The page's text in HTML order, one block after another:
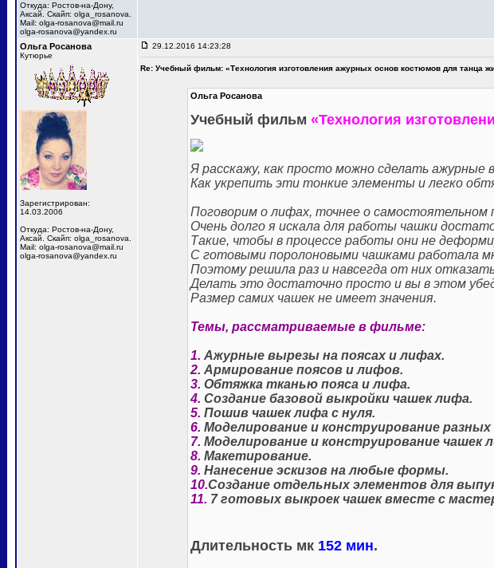
Откуда: Ростов-на-Дону,
Аксай. Cкайп: olga_rosanova.
Mail: olga-rosanova@mail.ru
olga-rosanova@yandex.ru
Ольга Росанова
Кутюрье
Зарегистрирован:
14.03.2006
Откуда: Ростов-на-Дону,
Аксай. Cкайп: olga_rosanova.
Mail: olga-rosanova@mail.ru
olga-rosanova@yandex.ru
29.12.2016 14:23:28
Re: Учебный фильм: «Технология изготовления ажурных основ костюмов для танца
Ольга Росанова
Учебный фильм «Технология
Я расскажу, как просто можно сделать
Как укрепить эти тонкие элементы и легко
Поговорим о лифах, точнее о
Очень долго я искала для работы чашки
Такие, чтобы в процессе работы они не
С готовыми поролоновыми чашками работала
Поэтому решила раз и навсегда от них
Делать это достаточно просто и вы в этом
Размер самих чашек не имеет значения.
Темы, рассматриваемые в фильме:
1. Ажурные вырезы на поясах и лифах.
2. Армирование поясов и лифов.
3. Обтяжка тканью пояса и лифа.
4. Создание базовой выкройки чашек лифа.
5. Пошив чашек лифа с нуля.
6. Моделирование и конструирование
7. Моделирование и конструирование
8. Макетирование.
9. Нанесение эскизов на любые формы.
10.Создание отдельных элементов для
11. 7 готовых выкроек чашек вместе с
Длительность мк 152 мин.